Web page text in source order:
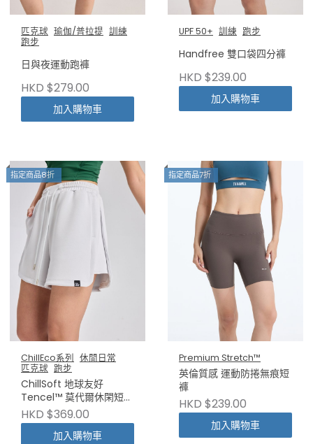
匹克球 瑜伽/普拉提 訓練
跑步
日與夜運動跑褲
HKD $279.00
加入購物車
UPF 50+ 訓練 跑步
Handfree 雙口袋四分褲
HKD $239.00
加入購物車
指定商品8折
ChillEco系列 休閒日常
匹克球 跑步
ChillSoft 地球友好
Tencel™️ 莫代爾休閑短褲
（不設退換）
HKD $369.00
加入購物車
指定商品7折
Premium Stretch™
英倫質感 運動防捲無痕短
褲
HKD $239.00
加入購物車